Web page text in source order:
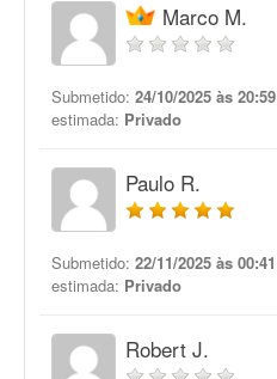
Marco M.
Submetido: 24/10/2025 às 20:59
estimada: Privado
Paulo R.
Submetido: 22/11/2025 às 00:41
estimada: Privado
Robert J.